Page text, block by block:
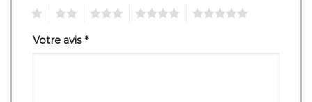
Votre avis*